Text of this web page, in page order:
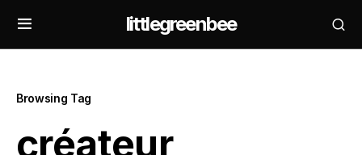
littlegreenbee
Browsing Tag
créateur